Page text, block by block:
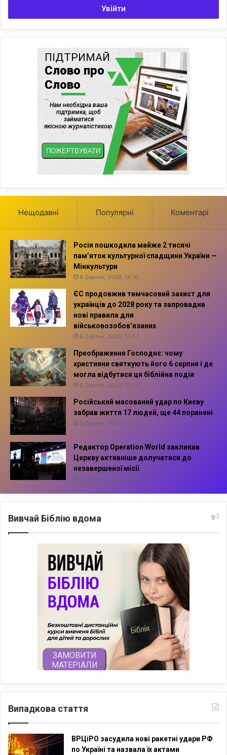
Увійти
Нещодавні Популярні Коментарі
Росія пошкодила майже 2 тисячі
пам’яток культурної спадщини України —
Мінкультури
6 Серпня, 2026, 14:10
ЄС продовжив тимчасовий захист для
українців до 2028 року та запровадив
нові правила для
військовозобов’язаних
6 Серпня, 2026, 13:57
Преображення Господнє: чому
християни святкують його 6 серпня і де
могла відбутися ця біблійна подія
6 Серпня, 2026, 13:42
Російський масований удар по Києву
забрав життя 17 людей, ще 44 поранені
5 Серпня, 2026, 11:16
Редактор Operation World закликав
Церкву активніше долучатися до
незавершеної місії
5 Серпня, 2026, 10:14
Вивчай Біблію вдома
Випадкова стаття
ВРЦіРО засудила нові ракетні удари РФ
по Україні та назвала їх актами